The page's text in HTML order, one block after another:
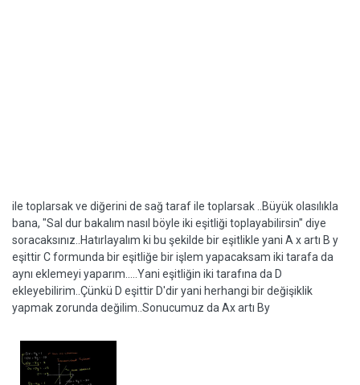
ile toplarsak ve diğerini de sağ taraf ile toplarsak ..Büyük olasılıkla
bana, "Sal dur bakalım nasıl böyle iki eşitliği toplayabilirsin" diye
soracaksınız..Hatırlayalım ki bu şekilde bir eşitlikle yani A x artı B y
eşittir C formunda bir eşitliğe bir işlem yapacaksam iki tarafa da
aynı eklemeyi yaparım.....Yani eşitliğin iki tarafına da D
ekleyebilirim..Çünkü D eşittir D'dir yani herhangi bir değişiklik
yapmak zorunda değilim..Sonucumuz da Ax artı By